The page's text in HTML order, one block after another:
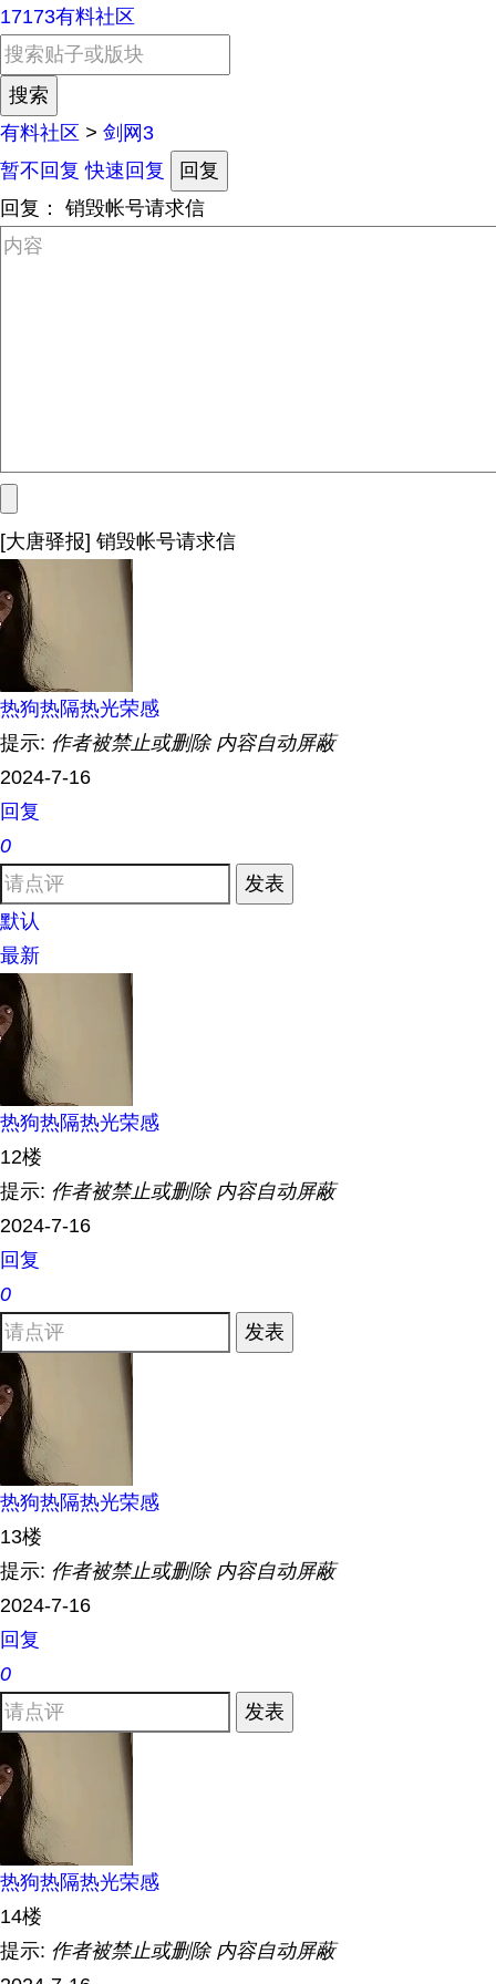
17173有料社区
有料社区 > 剑网3
暂不回复 快速回复
回复
回复：
销毁帐号请求信
[大唐驿报] 销毁帐号请求信
热狗热隔热光荣感
提示: 作者被禁止或删除 内容自动屏蔽
2024-7-16
回复
0
发表
默认
最新
热狗热隔热光荣感
12楼
提示: 作者被禁止或删除 内容自动屏蔽
2024-7-16
回复
0
发表
热狗热隔热光荣感
13楼
提示: 作者被禁止或删除 内容自动屏蔽
2024-7-16
回复
0
发表
热狗热隔热光荣感
14楼
提示: 作者被禁止或删除 内容自动屏蔽